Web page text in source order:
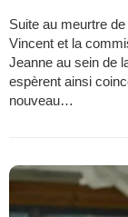
Suite au meurtre
Vincent et la
Jeanne au sein de
espèrent ainsi
nouveau…